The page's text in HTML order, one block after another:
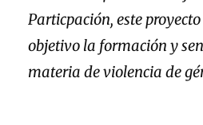
Particpación, este
objetivo la formación y
materia de violencia de